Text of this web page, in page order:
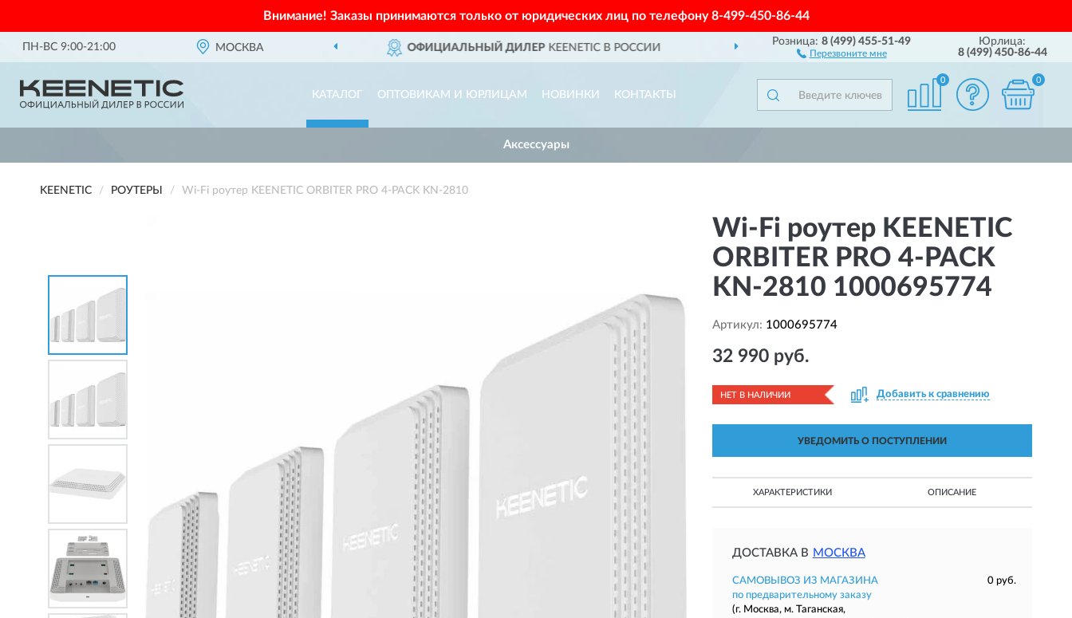
Внимание! Заказы принимаются только от юридических лиц по телефону8-499-450-86-44
ПН-ВС 9:00-21:00 МОСКВА
ОФИЦИАЛЬНЫЙ ДИЛЕР KEENETIC В РОССИИ ДОСТАВИМ ПО ВСЕЙ РОССИИ
Розница:8 (499) 455-51-49
Перезвоните мне
Юрлица:
8 (499) 450-86-44
КАТАЛОГ ОПТОВИКАМ И ЮРЛИЦАМ НОВИНКИ КОНТАКТЫ
0 0
Аксессуары
KEENETIC РОУТЕРЫ Wi-Fi роутер KEENETIC ORBITER PRO 4-PACK KN-2810
Wi-Fi роутер KEENETIC
ORBITER PRO 4-PACK
KN-2810 1000695774
Артикул: 1000695774
32 990 руб.
НЕТ В НАЛИЧИИ Добавить к сравнению
УВЕДОМИТЬ О ПОСТУПЛЕНИИ
ХАРАКТЕРИСТИКИ ОПИСАНИЕ
ДОСТАВКА В МОСКВА
САМОВЫВОЗ ИЗ МАГАЗИНА
0 руб.
по предварительному заказу
(г. Москва, м. Таганская,